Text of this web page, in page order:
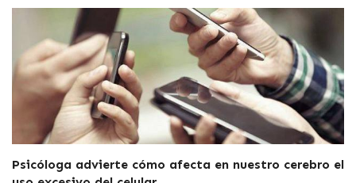
Psicóloga advierte cómo afecta en nuestro cerebro el